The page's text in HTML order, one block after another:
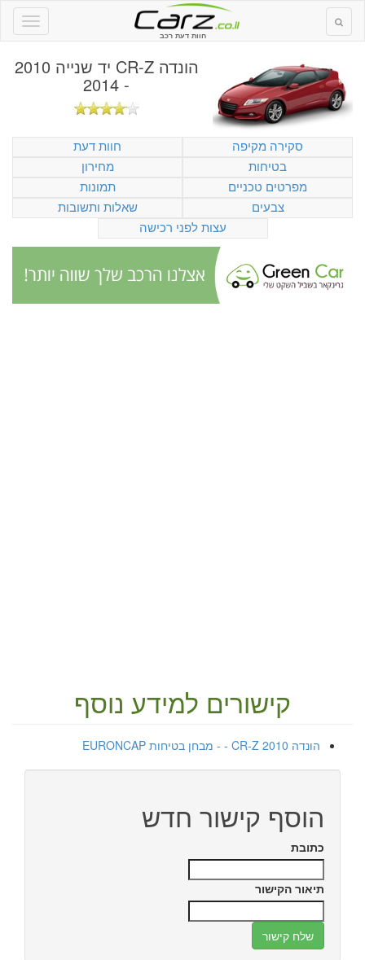
חוות דעת רכב
הונדה CR-Z יד שנייה 2010
- 2014
סקירה מקיפה
חוות דעת
בטיחות
מחירון
מפרטים טכניים
תמונות
צבעים
שאלות ותשובות
עצות לפני רכישה
קישורים למידע נוסף
הונדה CR-Z 2010 - - מבחן בטיחות EURONCAP
הוסף קישור חדש
כתובת
תיאור הקישור